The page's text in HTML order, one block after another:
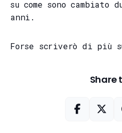
su come sono cambiato
anni.
Forse scriverò di più
Share